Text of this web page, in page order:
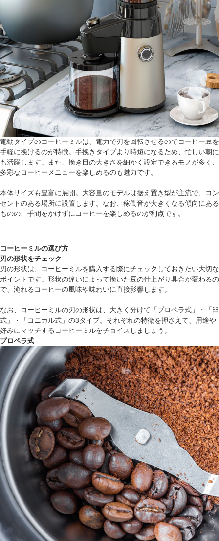
電動タイプのコーヒーミルは、電力で刃を回転させるのでコーヒー豆を
手軽に挽けるのが特徴。手挽きタイプより時短になるため、忙しい朝に
も活躍します。また、挽き目の大きさを細かく設定できるモノが多く、
多彩なコーヒーメニューを楽しめるのも魅力です。
本体サイズも豊富に展開。大容量のモデルは据え置き型が主流で、コン
セントのある場所に設置します。なお、稼働音が大きくなる傾向にある
ものの、手間をかけずにコーヒーを楽しめるのが利点です。
コーヒーミルの選び方
刃の形状をチェック
刃の形状は、コーヒーミルを購入する際にチェックしておきたい大切な
ポイントです。形状の違いによって挽いた豆の仕上がり具合が変わるの
で、淹れるコーヒーの風味や味わいに直接影響します。
なお、コーヒーミルの刃の形状は、大きく分けて「プロペラ式」・「臼
式」・「コニカル式」の3タイプ。それぞれの特徴を押さえて、用途や
好みにマッチするコーヒーミルをチョイスしましょう。
プロペラ式